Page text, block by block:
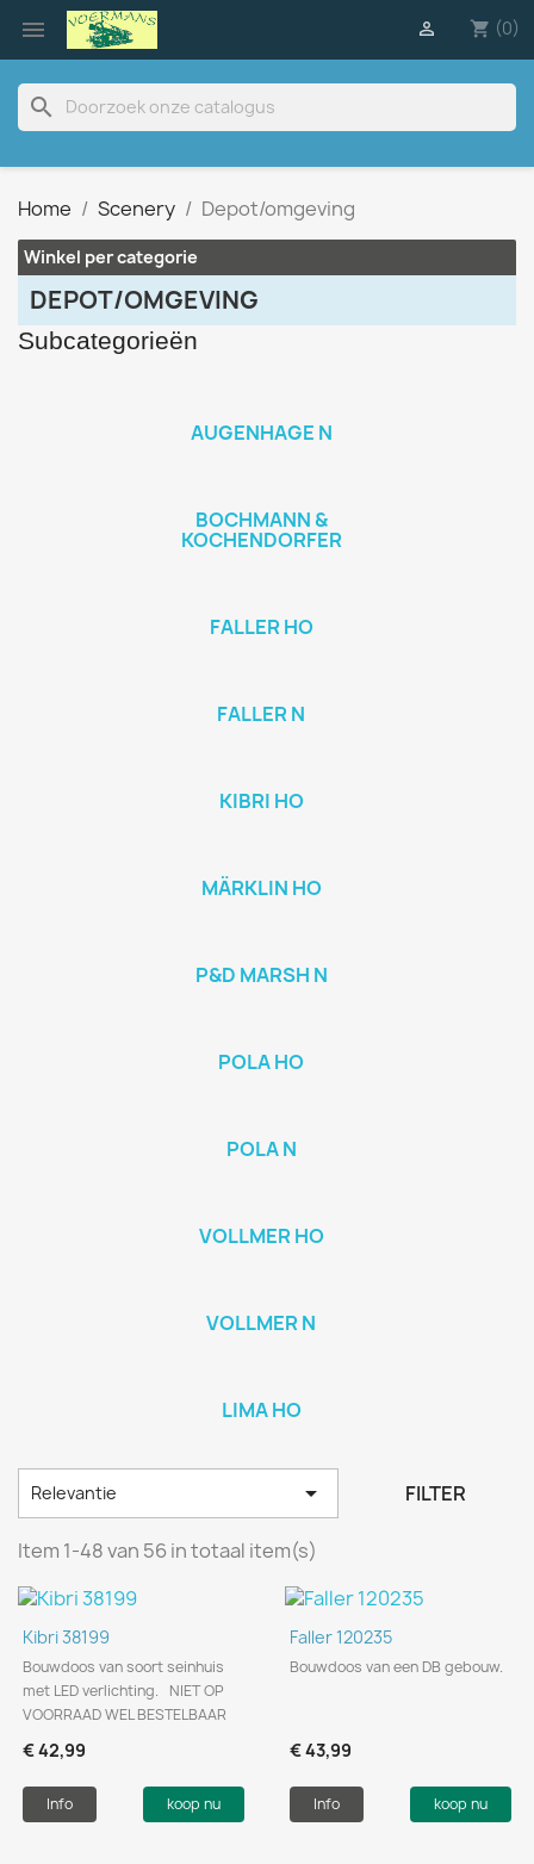
 shopping_cart (0)

search
Home Scenery Depot/omgeving
Winkel per categorie
DEPOT/OMGEVING
Subcategorieën
AUGENHAGE N
BOCHMANN &
KOCHENDORFER
FALLER HO
FALLER N
KIBRI HO
MÄRKLIN HO
P&D MARSH N
POLA HO
POLA N
VOLLMER HO
VOLLMER N
LIMA HO
Relevantie  FILTER
Item 1-48 van 56 in totaal item(s)
Kibri 38199
Bouwdoos van soort seinhuis
met LED verlichting. NIET OP
VOORRAAD WEL BESTELBAAR
€ 42,99
Info koop nu
Faller 120235
Bouwdoos van een DB gebouw.
€ 43,99
Info koop nu